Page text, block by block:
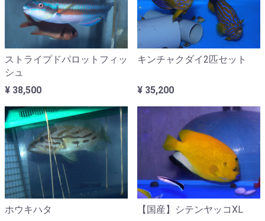
ストライプドパロットフィッ
シュ
¥ 38,500
キンチャクダイ2匹セット
¥ 35,200
ホウキハタ
【国産】シテンヤッコXL